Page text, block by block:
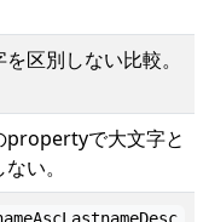
区別しない比較。
propertyで大文字と
い。